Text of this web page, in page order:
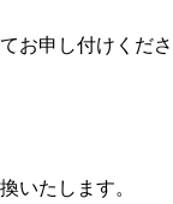
お申し付けくださ
いたします。